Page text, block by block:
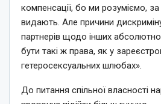
компенсації, бо ми розуміємо,
видають. Але причини
партнерів щодо інших
бути такі ж права, як у
гетеросексуальних шлюбах».
До питання спільної власності